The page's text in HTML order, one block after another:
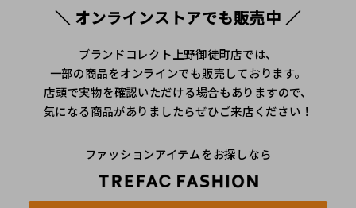
＼ オンラインストアでも販売中 ／
ブランドコレクト上野御徒町店では、
一部の商品をオンラインでも販売しております。
店頭で実物を確認いただける場合もありますので、
気になる商品がありましたらぜひご来店ください！
ファッションアイテムをお探しなら